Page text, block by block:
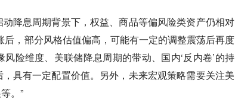
降息周期背景下，权益、商品等偏风险类资产仍相对
，部分风格估值偏高，可能有一定的调整震荡后再度
险维度、美联储降息周期的带动、国内‘反内卷’的持
具有一定配置价值。另外，未来宏观策略需要关注美
。”